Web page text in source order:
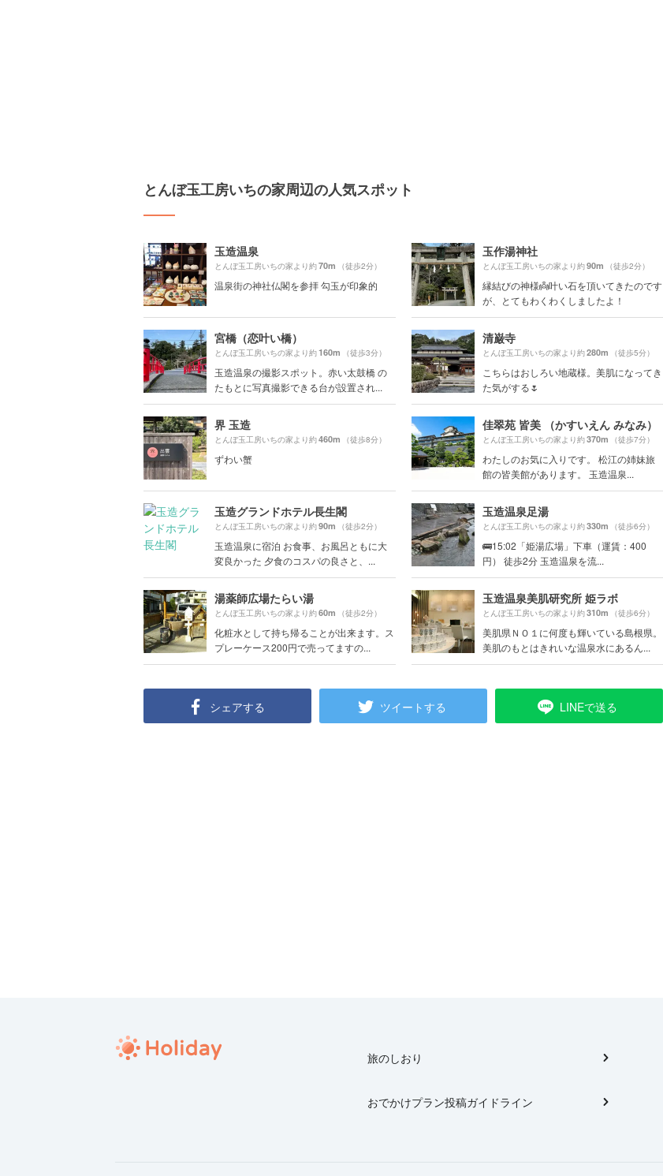
とんぼ玉工房いちの家周辺の人気スポット
玉造温泉
とんぼ玉工房いちの家より約70m （徒歩2分）
温泉街の神社仏閣を参拝 勾玉が印象的
玉作湯神社
とんぼ玉工房いちの家より約90m （徒歩2分）
縁結びの神様👼叶い石を頂いてきたのです
が、とてもわくわくしましたよ！
宮橋（恋叶い橋）
とんぼ玉工房いちの家より約160m （徒歩3分）
玉造温泉の撮影スポット。赤い太鼓橋 の
たもとに写真撮影できる台が設置され...
清巌寺
とんぼ玉工房いちの家より約280m （徒歩5分）
こちらはおしろい地蔵様。美肌になってき
た気がする🌷
界 玉造
とんぼ玉工房いちの家より約460m （徒歩8分）
ずわい蟹
佳翠苑 皆美 （かすいえん みなみ）
とんぼ玉工房いちの家より約370m （徒歩7分）
わたしのお気に入りです。 松江の姉妹旅
館の皆美館があります。 玉造温泉...
玉造グランドホテル長生閣
とんぼ玉工房いちの家より約90m （徒歩2分）
玉造温泉に宿泊 お食事、お風呂ともに大
変良かった 夕食のコスパの良さと、...
玉造温泉足湯
とんぼ玉工房いちの家より約330m （徒歩6分）
🚌15:02「姫湯広場」下車（運賃：400
円） 徒歩2分 玉造温泉を流...
湯薬師広場たらい湯
とんぼ玉工房いちの家より約60m （徒歩2分）
化粧水として持ち帰ることが出来ます。ス
プレーケース200円で売ってますの...
玉造温泉美肌研究所 姫ラボ
とんぼ玉工房いちの家より約310m （徒歩6分）
美肌県ＮＯ１に何度も輝いている島根県。
美肌のもとはきれいな温泉水にあるん...
シェアする ツイートする LINEで送る
旅のしおり
おでかけプラン投稿ガイドライン